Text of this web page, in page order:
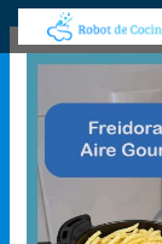
Navegación
deu